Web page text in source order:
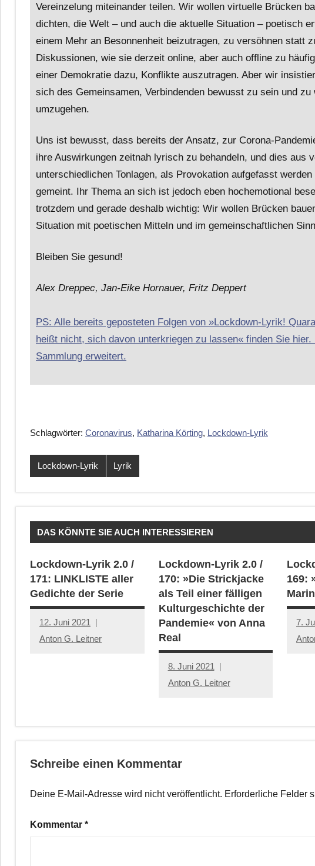
Vereinzelung miteinander teilen. Wir wollen virtuelle Brücken
dichten, die Welt – und auch die aktuelle Situation – poetisch
einem Mehr an Besonnenheit beizutragen, zu versöhnen statt
Diskussionen, wie sie derzeit online, aber auch offline zu
einer Demokratie dazu, Konflikte auszutragen. Aber wir
sich des Gemeinsamen, Verbindenden bewusst zu sein und
umzugehen.
Uns ist bewusst, dass bereits der Ansatz, zur Corona-
ihre Auswirkungen zeitnah lyrisch zu behandeln, und dies aus
unterschiedlichen Tonlagen, als Provokation aufgefasst
gemeint. Ihr Thema an sich ist jedoch eben hochemotional
trotzdem und gerade deshalb wichtig: Wir wollen Brücken
Situation mit poetischen Mitteln und im gemeinschaftlichen
Bleiben Sie gesund!
Alex Dreppec, Jan-Eike Hornauer, Fritz Deppert
PS: Alle bereits geposteten Folgen von »Lockdown-Lyrik!
heißt nicht, sich davon unterkriegen zu lassen« finden Sie
Sammlung erweitert.
Schlagwörter: Coronavirus, Katharina Körting, Lockdown-Lyrik
Lockdown-Lyrik Lyrik
DAS KÖNNTE SIE AUCH INTERESSIEREN
Lockdown-Lyrik 2.0 /
171: LINKLISTE aller
Gedichte der Serie
12. Juni 2021
Anton G. Leitner
Lockdown-Lyrik 2.0 /
170: »Die Strickjacke
als Teil einer fälligen
Kulturgeschichte der
Pandemie« von Anna
Real
8. Juni 2021
Anton G. Leitner
169:
7.
Schreibe einen Kommentar
Deine E-Mail-Adresse wird nicht veröffentlicht. Erforderliche Felder
Kommentar *